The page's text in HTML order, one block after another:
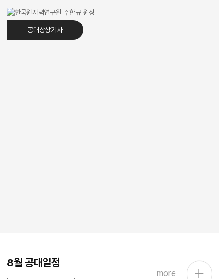
공대상상기사
8월 공대일정
more